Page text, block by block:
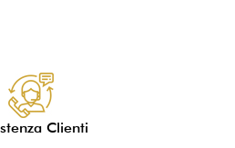
Clienti